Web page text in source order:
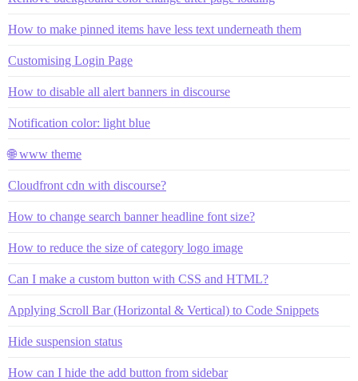
How to make pinned items have less text underneath them
Customising Login Page
How to disable all alert banners in discourse
Notification color: light blue
🌐 www theme
Cloudfront cdn with discourse?
How to change search banner headline font size?
How to reduce the size of category logo image
Can I make a custom button with CSS and HTML?
Applying Scroll Bar (Horizontal & Vertical) to Code Snippets
Hide suspension status
How can I hide the add button from sidebar